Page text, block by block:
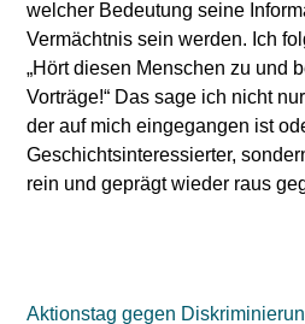
welcher Bedeutung seine
Vermächtnis sein werden. Ich
„Hört diesen Menschen zu und
Vorträge!“ Das sage ich nicht
der auf mich eingegangen ist
Geschichtsinteressierter,
rein und geprägt wieder raus
Aktionstag gegen